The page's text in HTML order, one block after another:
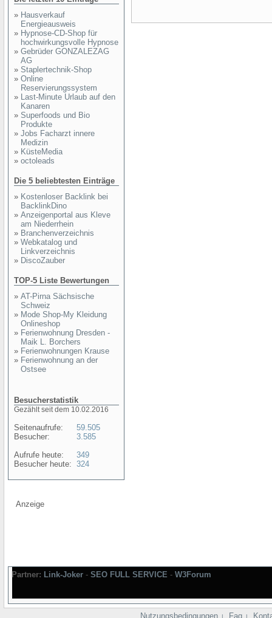
» Hausverkauf
Energieausweis
» Hypnose-CD-Shop für
hochwirkungsvolle Hypnose
» Gebrüder GONZALEZAG
AG
» Staplertechnik-Shop
» Online
Reservierungssystem
» Last-Minute Urlaub auf den
Kanaren
» Superfoods und Bio
Produkte
» Jobs Facharzt innere
Medizin
» KüsteMedia
» octoleads
Die 5 beliebtesten Einträge
» Kostenloser Backlink bei
BacklinkDino
» Anzeigenportal aus Kleve
am Niederrhein
» Branchenverzeichnis
» Webkatalog und
Linkverzeichnis
» DiscoZauber
TOP-5 Liste Bewertungen
» AT-Pirna Sächsische
Schweiz
» Mode Shop-My Kleidung
Onlineshop
» Ferienwohnung Dresden -
Maik L. Borchers
» Ferienwohnungen Krause
» Ferienwohnung an der
Ostsee
Besucherstatistik
Gezählt seit dem 10.02.2016
Seitenaufrufe:
Besucher:
Aufrufe heute:
Besucher heute:
59.505
3.585
349
324
Anzeige
Partner: Link-Joker - SEO FULL SERVICE - W3Forum
Nutzungsbedingungen | Faq |